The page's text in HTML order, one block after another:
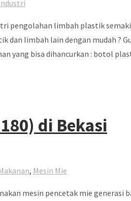
pengolahan limbah plastik
dan limbah lain dengan mudah
yang bisa dihancurkan : botol
di Bekasi
, Mesin Mie
mesin pencetak mie